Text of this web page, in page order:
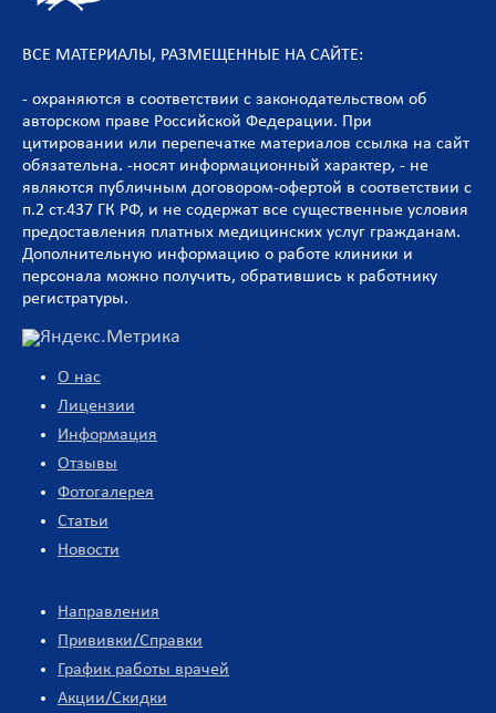
ВСЕ МАТЕРИАЛЫ, РАЗМЕЩЕННЫЕ НА САЙТЕ:
- охраняются в соответствии с законодательством об
авторском праве Российской Федерации. При
цитировании или перепечатке материалов ссылка на сайт
обязательна. -носят информационный характер, - не
являются публичным договором-офертой в соответствии с
п.2 ст.437 ГК РФ, и не содержат все существенные условия
предоставления платных медицинских услуг гражданам.
Дополнительную информацию о работе клиники и
персонала можно получить, обратившись к работнику
регистратуры.
О нас
Лицензии
Информация
Отзывы
Фотогалерея
Статьи
Новости
Направления
Прививки/Справки
График работы врачей
Акции/Скидки